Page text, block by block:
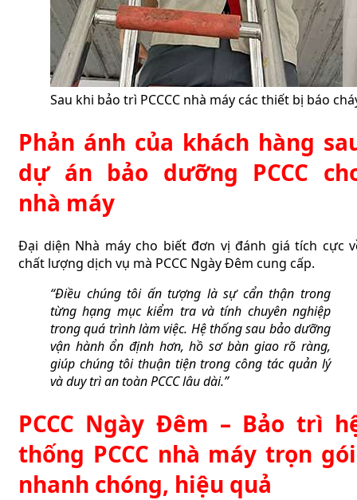
Sau khi bảo trì PCCCC nhà máy các thiết bị báo
Phản ánh của khách hàng
dự án bảo dưỡng PCCC
nhà máy
Đại diện Nhà máy cho biết đơn vị đánh giá tích cực
chất lượng dịch vụ mà PCCC Ngày Đêm cung cấp.
“Điều chúng tôi ấn tượng là sự cẩn thận trong
từng hạng mục kiểm tra và tính chuyên nghiệp
trong quá trình làm việc. Hệ thống sau bảo dưỡng
vận hành ổn định hơn, hồ sơ bàn giao rõ ràng,
giúp chúng tôi thuận tiện trong công tác quản lý
và duy trì an toàn PCCC lâu dài.”
PCCC Ngày Đêm – Bảo trì
thống PCCC nhà máy trọn
nhanh chóng, hiệu quả